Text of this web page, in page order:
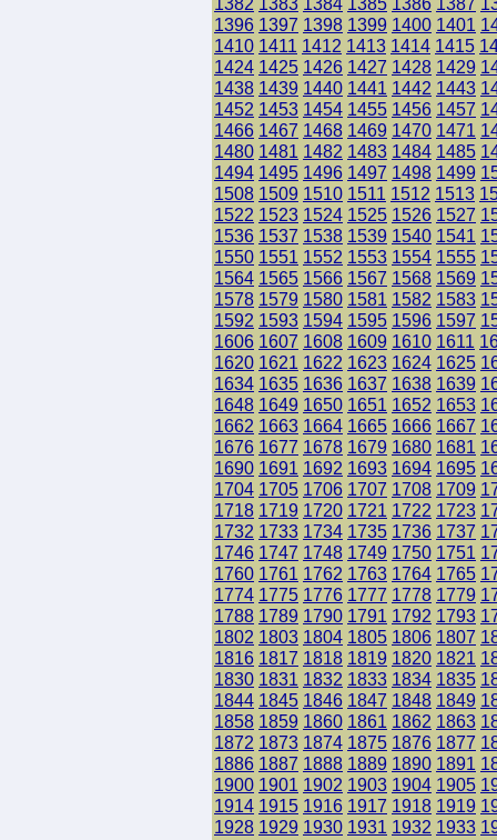
1396 1397 1398 1399 1400 1401
1410 1411 1412 1413 1414 1415
1424 1425 1426 1427 1428 1429
1438 1439 1440 1441 1442 1443
1452 1453 1454 1455 1456 1457
1466 1467 1468 1469 1470 1471
1480 1481 1482 1483 1484 1485
1494 1495 1496 1497 1498 1499
1508 1509 1510 1511 1512 1513
1522 1523 1524 1525 1526 1527
1536 1537 1538 1539 1540 1541
1550 1551 1552 1553 1554 1555
1564 1565 1566 1567 1568 1569
1578 1579 1580 1581 1582 1583
1592 1593 1594 1595 1596 1597
1606 1607 1608 1609 1610 1611
1620 1621 1622 1623 1624 1625
1634 1635 1636 1637 1638 1639
1648 1649 1650 1651 1652 1653
1662 1663 1664 1665 1666 1667
1676 1677 1678 1679 1680 1681
1690 1691 1692 1693 1694 1695
1704 1705 1706 1707 1708 1709
1718 1719 1720 1721 1722 1723
1732 1733 1734 1735 1736 1737
1746 1747 1748 1749 1750 1751
1760 1761 1762 1763 1764 1765
1774 1775 1776 1777 1778 1779
1788 1789 1790 1791 1792 1793
1802 1803 1804 1805 1806 1807
1816 1817 1818 1819 1820 1821
1830 1831 1832 1833 1834 1835
1844 1845 1846 1847 1848 1849
1858 1859 1860 1861 1862 1863
1872 1873 1874 1875 1876 1877
1886 1887 1888 1889 1890 1891
1900 1901 1902 1903 1904 1905
1914 1915 1916 1917 1918 1919
1928 1929 1930 1931 1932 1933